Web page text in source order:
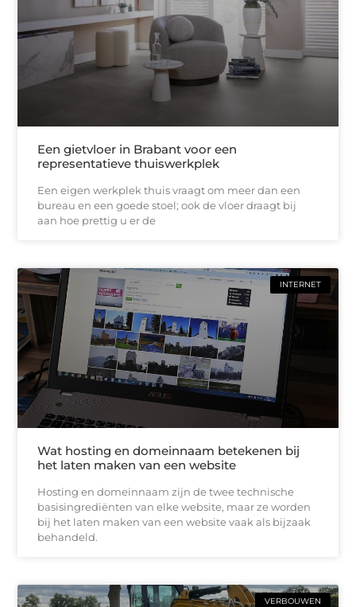
Een gietvloer in Brabant voor een
representatieve thuiswerkplek
Een eigen werkplek thuis vraagt om meer dan een
bureau en een goede stoel; ook de vloer draagt bij
aan hoe prettig u er de
INTERNET
Wat hosting en domeinnaam betekenen bij
het laten maken van een website
Hosting en domeinnaam zijn de twee technische
basisingrediënten van elke website, maar ze worden
bij het laten maken van een website vaak als bijzaak
behandeld.
VERBOUWEN